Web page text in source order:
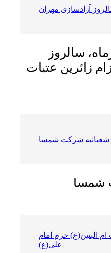
آزادسازی مهران
سالروز
زائرين عتبات
شعبانیه شرکت شمسا
شمسا
ام البنین(ع) حرم امام
علی(ع)